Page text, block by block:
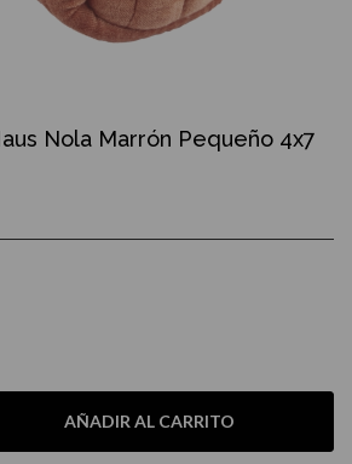
Nola Marrón Pequeño 4x7
AÑADIR AL CARRITO